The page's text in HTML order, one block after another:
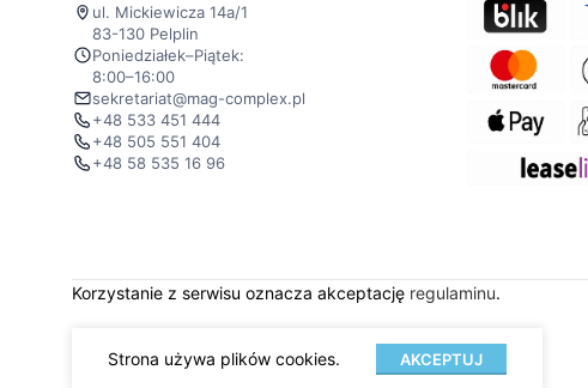
ul. Mickiewicza 14a/1
83-130 Pelplin
Poniedziałek–Piątek:
8:00–16:00
sekretariat@mag-complex.pl
+48 533 451 444
+48 505 551 404
+48 58 535 16 96
Korzystanie z serwisu oznacza akceptację regulaminu.
Strona używa plików cookies. AKCEPTUJ